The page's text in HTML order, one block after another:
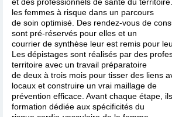
les femmes à risque dans un parcours
de soin optimisé. Des rendez-vous de
sont pré-réservés pour elles et un
courrier de synthèse leur est remis pour
Les dépistages sont réalisés par des
territoire avec un travail préparatoire
de deux à trois mois pour tisser des liens
locaux et construire un vrai maillage de
prévention efficace. Avant chaque étape,
formation dédiée aux spécificités du